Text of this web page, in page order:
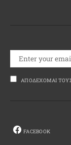
ΑΠΟΔΈΧΟΜΑΙ
FACEBOOK